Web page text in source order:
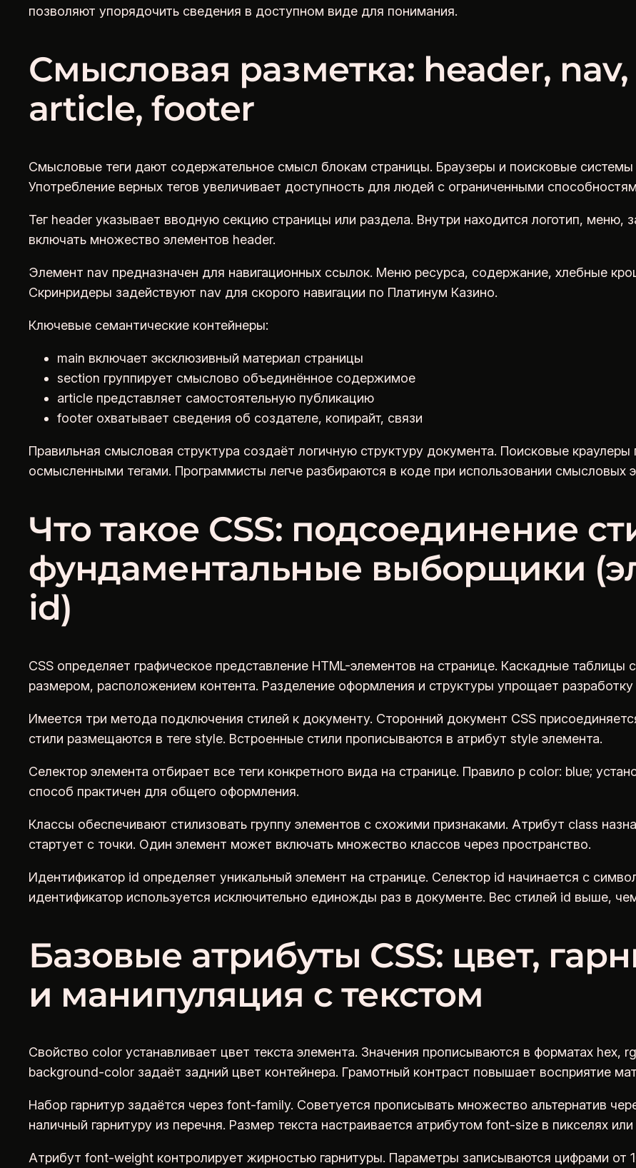
позволяют упорядочить сведения в доступном виде для понимания.
Смысловая разметка: header,
article, footer
Смысловые теги дают содержательное смысл блокам страницы. Браузеры и поисковые
Употребление верных тегов увеличивает доступность для людей с ограниченными
Тег header указывает вводную секцию страницы или раздела. Внутри находится логотип, меню,
включать множество элементов header.
Элемент nav предназначен для навигационных ссылок. Меню ресурса, содержание, хлебные
Скринридеры задействуют nav для скорого навигации по Платинум Казино.
Ключевые семантические контейнеры:
main включает эксклюзивный материал страницы
section группирует смыслово объединённое содержимое
article представляет самостоятельную публикацию
footer охватывает сведения об создателе, копирайт, связи
Правильная смысловая структура создаёт логичную структуру документа. Поисковые
осмысленными тегами. Программисты легче разбираются в коде при использовании смысловых
Что такое CSS: подсоединение
фундаментальные выборщики
id)
CSS определяет графическое представление HTML-элементов на странице. Каскадные таблицы
размером, расположением контента. Разделение оформления и структуры упрощает разработку
Имеется три метода подключения стилей к документу. Сторонний документ CSS
стили размещаются в теге style. Встроенные стили прописываются в атрибут style элемента.
Селектор элемента отбирает все теги конкретного вида на странице. Правило p color: blue;
способ практичен для общего оформления.
Классы обеспечивают стилизовать группу элементов с схожими признаками. Атрибут class
стартует с точки. Один элемент может включать множество классов через пространство.
Идентификатор id определяет уникальный элемент на странице. Селектор id начинается с
идентификатор используется исключительно единожды раз в документе. Вес стилей id выше,
Базовые атрибуты CSS: цвет,
и манипуляция с текстом
Свойство color устанавливает цвет текста элемента. Значения прописываются в форматах hex,
background-color задаёт задний цвет контейнера. Грамотный контраст повышает восприятие
Набор гарнитур задаётся через font-family. Советуется прописывать множество альтернатив
наличный гарнитуру из перечня. Размер текста настраивается атрибутом font-size в пикселях
Атрибут font-weight контролирует жирностью гарнитуры. Параметры записываются цифрами от